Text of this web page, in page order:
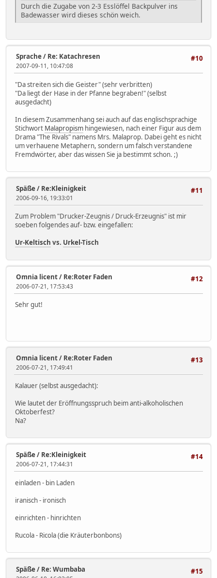
Durch die Zugabe von 2-3 Esslöffel Backpulver ins
Badewasser wird dieses schön weich.
#10
Sprache/ Re: Katachresen
2007-09-11, 10:47:08
"Da streiten sich die Geister" (sehr verbritten)
"Da liegt der Hase in der Pfanne begraben!" (selbst
ausgedacht)
In diesem Zusammenhang sei auch auf das englischsprachige
Stichwort Malapropism hingewiesen, nach einer Figur aus dem
Drama "The Rivals" namens Mrs. Malaprop. Dabei geht es nicht
um verhauene Metaphern, sondern um falsch verstandene
Fremdwörter, aber das wissen Sie ja bestimmt schon. ;)
#11
Späße/ Re:Kleinigkeit
2006-09-16, 19:33:01
Zum Problem "Drucker-Zeugnis / Druck-Erzeugnis" ist mir
soeben folgendes auf- bzw. eingefallen:
Ur-Keltisch vs. Urkel-Tisch
#12
Omnia licent/ Re:Roter Faden
2006-07-21, 17:53:43
Sehr gut!
#13
Omnia licent/ Re:Roter Faden
2006-07-21, 17:49:41
Kalauer (selbst ausgedacht):
Wie lautet der Eröffnungsspruch beim anti-alkoholischen
Oktoberfest?
Na?
#14
Späße/ Re:Kleinigkeit
2006-07-21, 17:44:31
einladen - bin Laden
iranisch - ironisch
einrichten - hinrichten
Rucola - Ricola (die Kräuterbonbons)
#15
Späße/ Re: Wumbaba